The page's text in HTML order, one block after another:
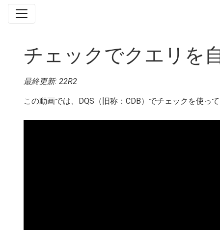
チェックでクエリを
最終更新: 22R2
この動画では、DQS（旧称：CDB）でチェックを使っ